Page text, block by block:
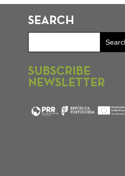
SEARCH
SUBSCRIBE
NEWSLETTER